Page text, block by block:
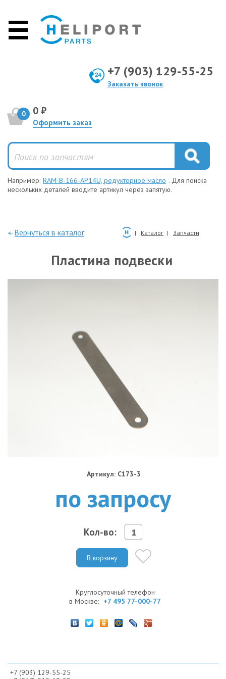
+7 (903) 129-55-25
Заказать звонок
0 0 ₽
Оформить заказ
Например: RAM-B-166-AP14U, редукторное масло . Для поиска
нескольких деталей вводите артикул через запятую.
—Вернуться в каталог Каталог Запчасти
Пластина подвески
Артикул: C173-3
по запросу
Кол-во:
В корзину
Круглосуточный телефон
в Москве: +7 495 77-000-77
+7 (903) 129-55-25